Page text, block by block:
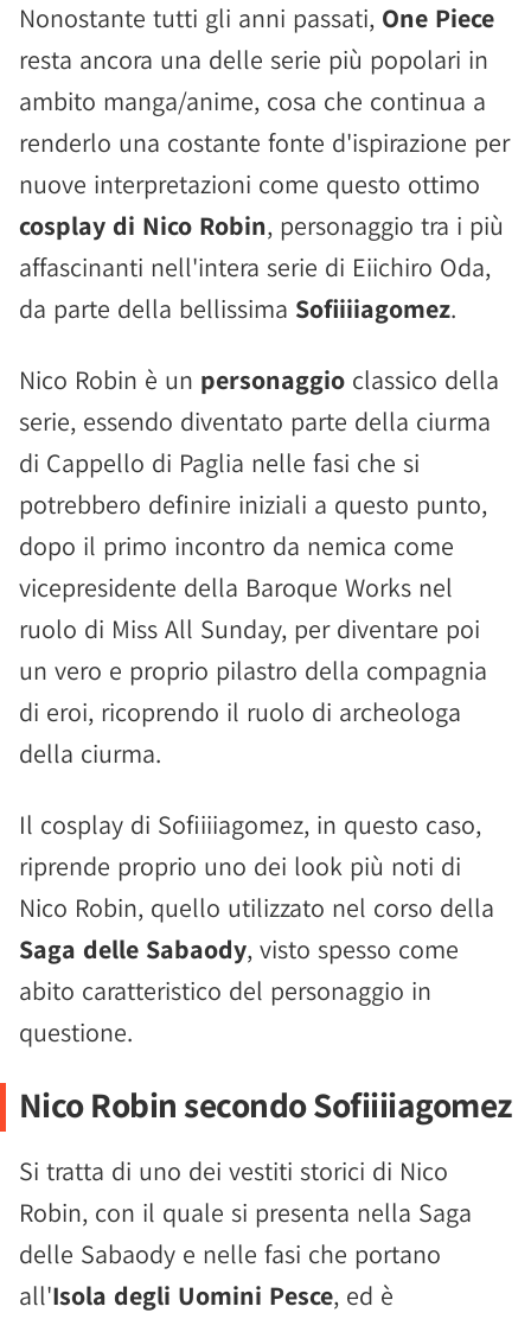
Nonostante tutti gli anni passati, One Piece
resta ancora una delle serie più popolari in
ambito manga/anime, cosa che continua a
renderlo una costante fonte d'ispirazione per
nuove interpretazioni come questo ottimo
cosplay di Nico Robin, personaggio tra i più
affascinanti nell'intera serie di Eiichiro Oda,
da parte della bellissima Sofiiiiagomez.
Nico Robin è un personaggio classico della
serie, essendo diventato parte della ciurma
di Cappello di Paglia nelle fasi che si
potrebbero definire iniziali a questo punto,
dopo il primo incontro da nemica come
vicepresidente della Baroque Works nel
ruolo di Miss All Sunday, per diventare poi
un vero e proprio pilastro della compagnia
di eroi, ricoprendo il ruolo di archeologa
della ciurma.
Il cosplay di Sofiiiiagomez, in questo caso,
riprende proprio uno dei look più noti di
Nico Robin, quello utilizzato nel corso della
Saga delle Sabaody, visto spesso come
abito caratteristico del personaggio in
questione.
Nico Robin secondo Sofiiiiagomez
Si tratta di uno dei vestiti storici di Nico
Robin, con il quale si presenta nella Saga
delle Sabaody e nelle fasi che portano
all'Isola degli Uomini Pesce, ed è